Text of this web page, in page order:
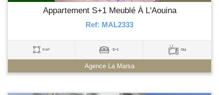
Appartement S+1 Meublé À L'Aouina
Ref: MAL2333
0 m² S+1 Oui
Agence La Marsa